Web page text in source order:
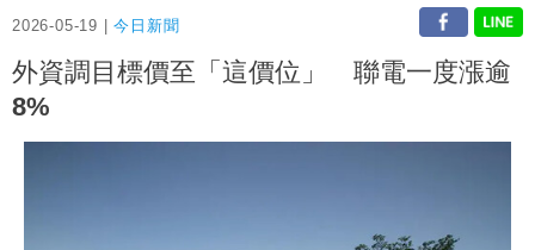
2026-05-19 |今日新聞
外資調目標價至「這價位」 聯電一度漲逾
8%